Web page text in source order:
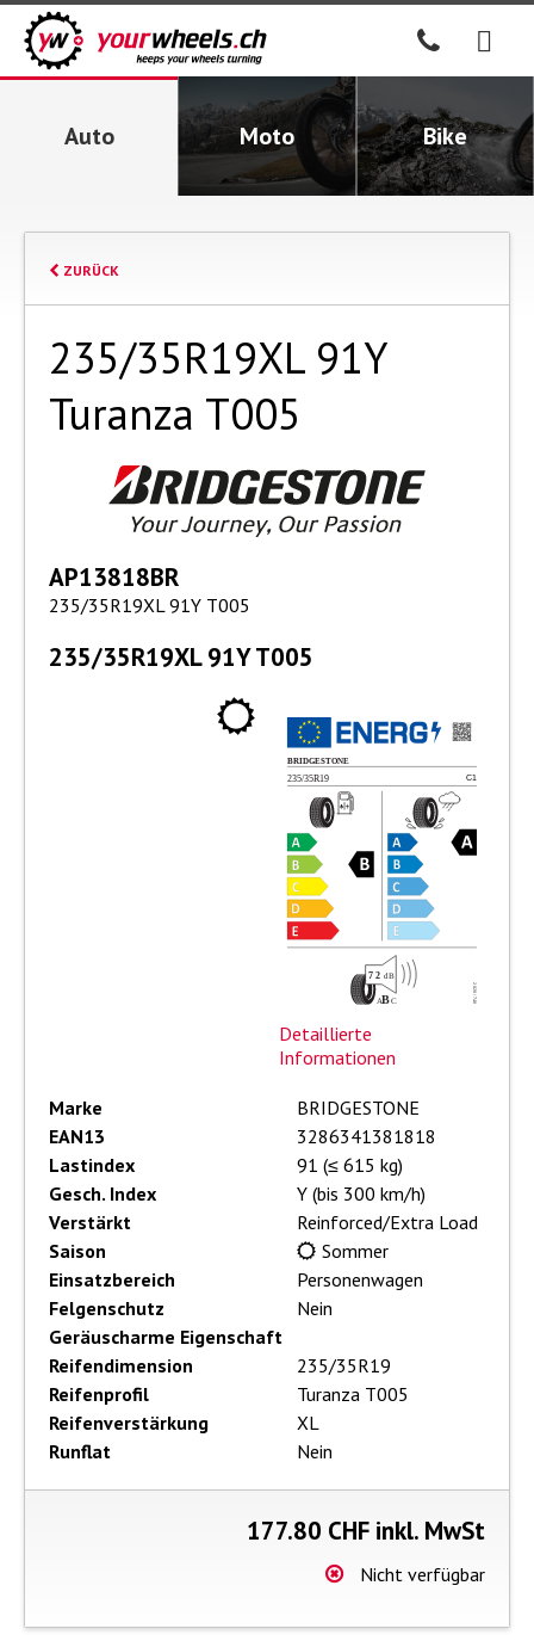
Auto Moto Bike
ZURÜCK
235/35R19XL 91Y
Turanza T005
AP13818BR
235/35R19XL 91Y T005
235/35R19XL 91Y T005
Detaillierte
Informationen
Marke
BRIDGESTONE
EAN13
3286341381818
Lastindex
91 (≤ 615 kg)
Gesch. Index
Y (bis 300 km/h)
Verstärkt
Reinforced/Extra Load
Saison
Sommer
Einsatzbereich
Personenwagen
Felgenschutz
Nein
Geräuscharme Eigenschaft
Reifendimension
235/35R19
Reifenprofil
Turanza T005
Reifenverstärkung
XL
Runflat
Nein
177.80 CHF inkl. MwSt
Nicht verfügbar